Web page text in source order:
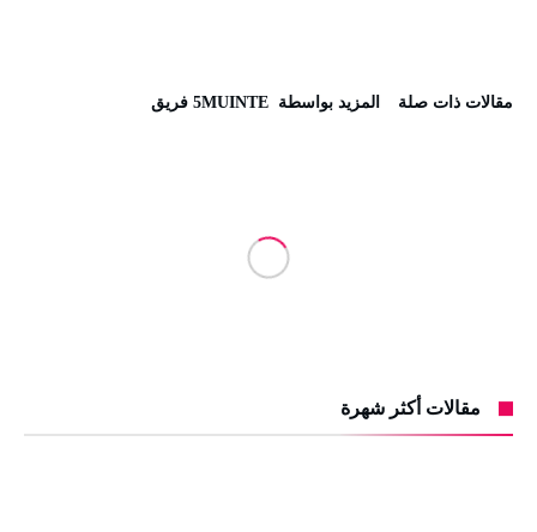
‫مقالات ذات صلة‬ ‫‫المزيد بواسطة‬ ‬ 5MUINTE فريق
مقالات أكثر شهرة